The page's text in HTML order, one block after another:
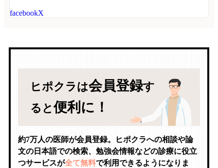
facebookX
ヒポクラは会員登録す
ると便利に！
約7万人の医師が会員登録。ヒポクラへの相談や論
文の日本語での検索、勉強会情報などの診療に役立
つサービスが全て無料で利用できるようになりま